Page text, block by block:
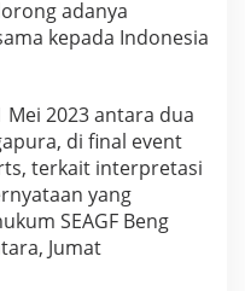
adanya
kepada Indonesia
Mei 2023 antara dua
di final event
terkait interpretasi
yang
SEAGF Beng
Jumat